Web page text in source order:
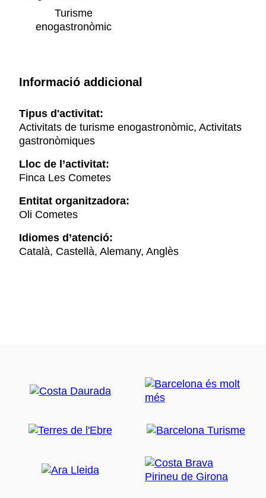
Turisme
enogastronòmic
Informació addicional
Tipus d'activitat:
Activitats de turisme enogastronòmic, Activitats
gastronòmiques
Lloc de l’activitat:
Finca Les Cometes
Entitat organitzadora:
Oli Cometes
Idiomes d’atenció:
Català, Castellà, Alemany, Anglès